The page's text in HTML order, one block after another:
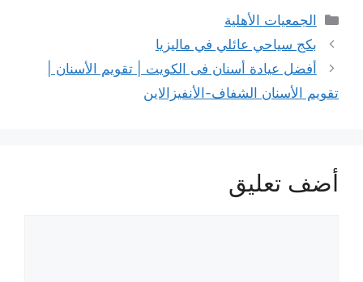
التصنيفات
الجمعيات الأهلية
بكج سياحي عائلي في ماليزيا
أفضل عيادة أسنان فى الكويت | تقويم الأسنان |
تقويم الأسنان الشفاف-الأنفيزالاين
أضف تعليق